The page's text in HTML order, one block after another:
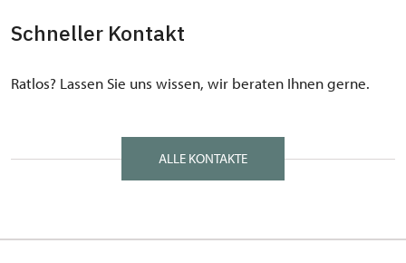
Schneller Kontakt
Ratlos? Lassen Sie uns wissen, wir beraten Ihnen gerne.
ALLE KONTAKTE